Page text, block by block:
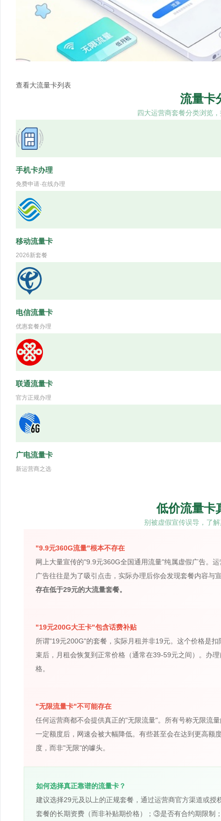
查看大流量卡列表
流量卡
四大运营商套餐分类浏览
手机卡办理
免费申请·在线办理
移动流量卡
2026新套餐
电信流量卡
优惠套餐办理
联通流量卡
官方正规办理
广电流量卡
新运营商之选
低价流量卡
别被虚假宣传误导，了
"9.9元360G流量"根本不存在
网上大量宣传的"9.9元360G全国通用流量"纯属虚假广告。
广告往往是为了吸引点击，实际办理后你会发现套餐内容与
存在低于29元的大流量套餐。
"19元200G大王卡"包含话费补贴
所谓"19元200G"的套餐，实际月租并非19元。这个价格是
束后，月租会恢复到正常价格（通常在39-59元之间）。办
格。
"无限流量卡"不可能存在
任何运营商都不会提供真正的"无限流量"。所有号称无限
一定额度后，网速会被大幅降低。有些甚至会在达到更高额
度，而非"无限"的噱头。
如何选择真正靠谱的流量卡？
建议选择29元及以上的正规套餐，通过运营商官方渠道或
套餐的长期资费（而非补贴期价格）；③是否有合约期限制